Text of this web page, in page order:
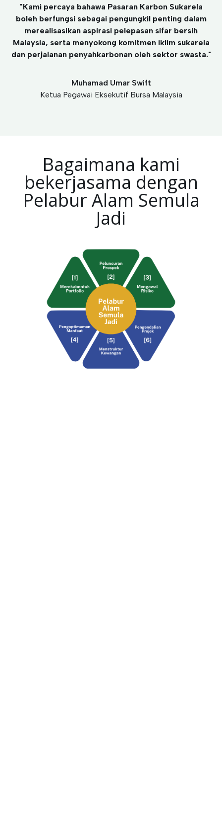
"Kami percaya bahawa Pasaran Karbon Sukarela
boleh berfungsi sebagai pengungkil penting dalam
merealisasikan aspirasi pelepasan sifar bersih
Malaysia, serta menyokong komitmen iklim sukarela
dan perjalanan penyahkarbonan oleh sektor swasta."
Muhamad Umar Swift
Ketua Pegawai Eksekutif Bursa Malaysia
Bagaimana kami
bekerjasama dengan
Pelabur Alam Semula
Jadi